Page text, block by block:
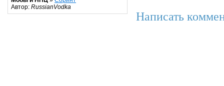
Автор: RussianVodka
Написать